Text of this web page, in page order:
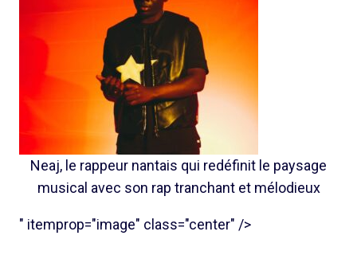
Neaj, le rappeur nantais qui redéfinit le paysage
musical avec son rap tranchant et mélodieux
" itemprop="image" class="center" />